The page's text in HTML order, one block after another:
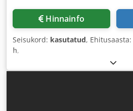
Hinnainfo
Seisukord: kasutatud, Ehitusaasta:
h,